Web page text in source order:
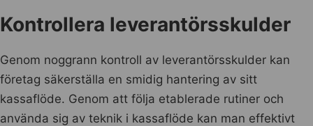
Kontrollera leverantörsskulder
Genom noggrann kontroll av leverantörsskulder kan
företag säkerställa en smidig hantering av sitt
kassaflöde. Genom att följa etablerade rutiner och
använda sig av teknik i kassaflöde kan man effektivt